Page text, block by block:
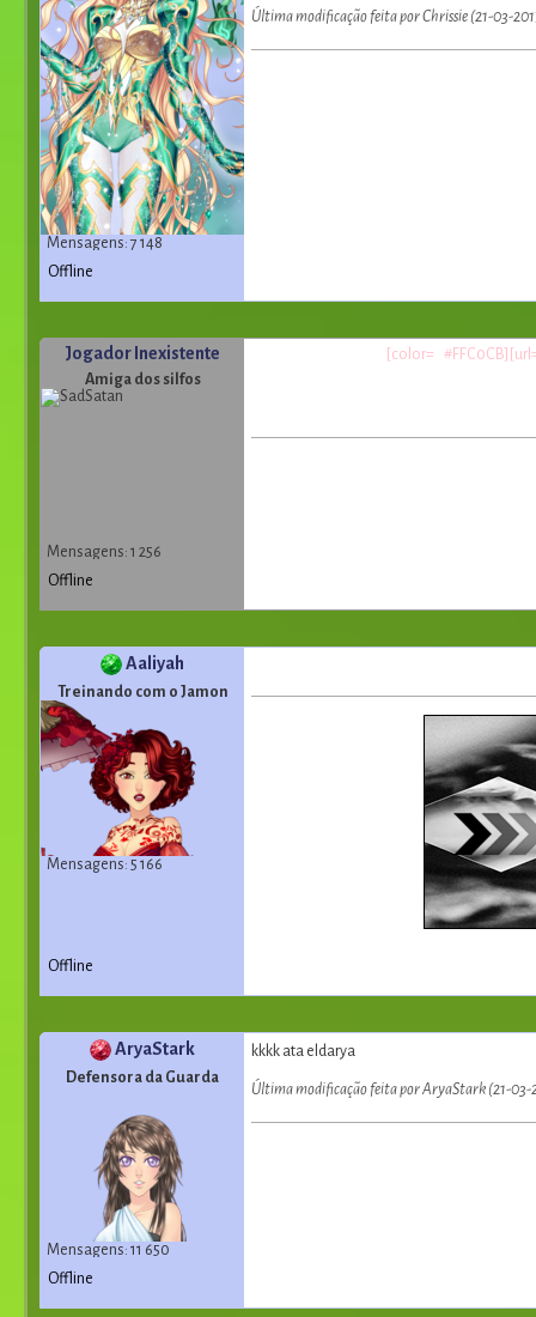
Mensagens: 7 148
Última modificação feita por Chrissie (21-03-
Offline
Jogador Inexistente
Amiga dos silfos
Mensagens: 1 256
[color=
Offline
Aaliyah
Treinando com o Jamon
Mensagens: 5 166
Offline
AryaStark
Defensora da Guarda
Mensagens: 11 650
kkkk ata eldarya
Última modificação feita por AryaStark (21-03-
Offline